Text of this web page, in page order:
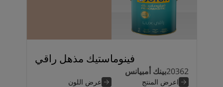
فينوماستيك مذهل راقي
20362بينك أمبيانس
اعرض المنتج عرض اللون